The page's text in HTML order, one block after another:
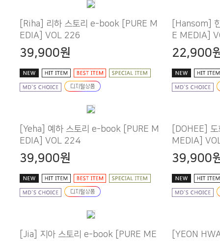
EDIA] VOL 226
39,900원
E MEDIA]
22,900
EDIA] VOL 224
39,900원
MEDIA]
39,900